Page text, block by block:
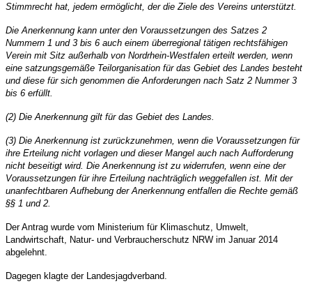
Stimmrecht hat, jedem ermöglicht, der die Ziele des Vereins unterstützt.
Die Anerkennung kann unter den Voraussetzungen des Satzes 2
Nummern 1 und 3 bis 6 auch einem überregional tätigen rechtsfähigen
Verein mit Sitz außerhalb von Nordrhein-Westfalen erteilt werden, wenn
eine satzungsgemäße Teilorganisation für das Gebiet des Landes besteht
und diese für sich genommen die Anforderungen nach Satz 2 Nummer 3
bis 6 erfüllt.
(2) Die Anerkennung gilt für das Gebiet des Landes.
(3) Die Anerkennung ist zurückzunehmen, wenn die Voraussetzungen für
ihre Erteilung nicht vorlagen und dieser Mangel auch nach Aufforderung
nicht beseitigt wird. Die Anerkennung ist zu widerrufen, wenn eine der
Voraussetzungen für ihre Erteilung nachträglich weggefallen ist. Mit der
unanfechtbaren Aufhebung der Anerkennung entfallen die Rechte gemäß
§§ 1 und 2.
Der Antrag wurde vom Ministerium für Klimaschutz, Umwelt,
Landwirtschaft, Natur- und Verbraucherschutz NRW im Januar 2014
abgelehnt.
Dagegen klagte der Landesjagdverband.